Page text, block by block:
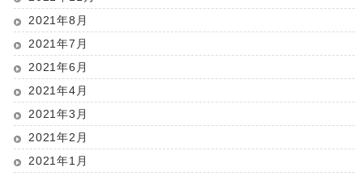
2021年8月
2021年7月
2021年6月
2021年4月
2021年3月
2021年2月
2021年1月